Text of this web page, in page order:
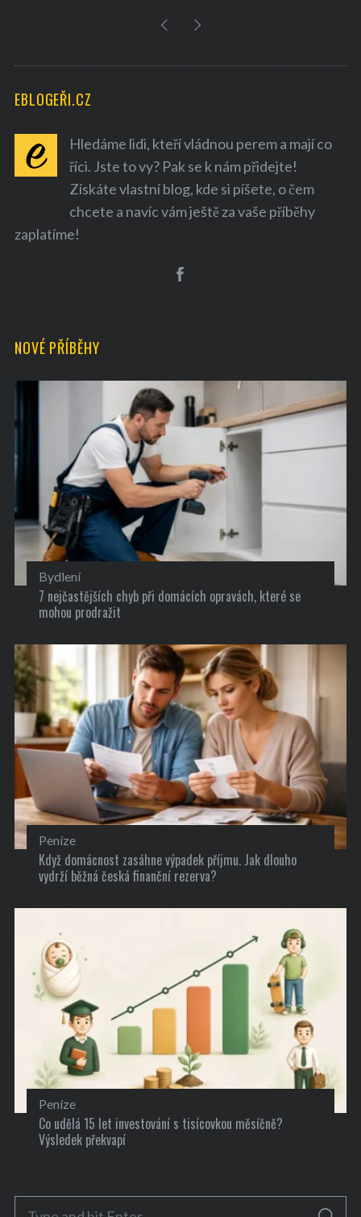
EBLOGEŘI.CZ
Hledáme lidi, kteří vládnou perem a mají co
říci. Jste to vy? Pak se k nám přidejte!
Získáte vlastní blog, kde si píšete, o čem
chcete a navíc vám ještě za vaše příběhy
zaplatíme!
NOVÉ PŘÍBĚHY
Bydlení
7 nejčastějších chyb při domácích opravách, které se
mohou prodražit
Peníze
Když domácnost zasáhne výpadek příjmu. Jak dlouho
vydrží běžná česká finanční rezerva?
Peníze
Co udělá 15 let investování s tisícovkou měsíčně?
Výsledek překvapí